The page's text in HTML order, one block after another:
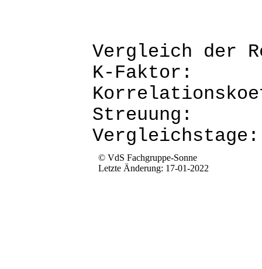
Vergleich der
K-
© VdS Fachgruppe-Sonne
Letzte Änderung: 17-01-2022